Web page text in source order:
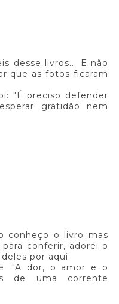
desse livros... E não
que as fotos ficaram
"É preciso defender
gratidão nem
conheço o livro mas
conferir, adorei o
por aqui.
"A dor, o amor e o
de uma corrente